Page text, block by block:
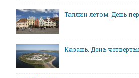
Таллин летом. День
Казань. День